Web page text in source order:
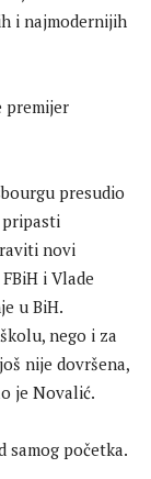
i najmodernijih
premijer
presudio
novi
i Vlade
u BiH.
nego i za
nije dovršena,
je Novalić.
samog početka.